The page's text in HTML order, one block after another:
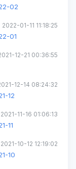
02
2022-01-11 11:18:25
01
12-21 00:36:55
12-14 08:24:32
12
2021-11-16 01:06:13
11
2021-10-12 12:19:02
10